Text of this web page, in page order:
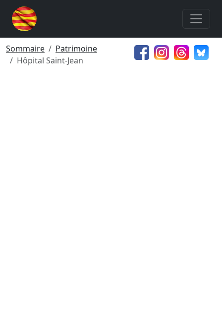
Sommaire
Patrimoine
Hôpital Saint-Jean